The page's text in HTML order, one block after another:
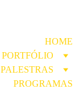
HOME
PORTFÓLIO
PALESTRAS
PROGRAMAS